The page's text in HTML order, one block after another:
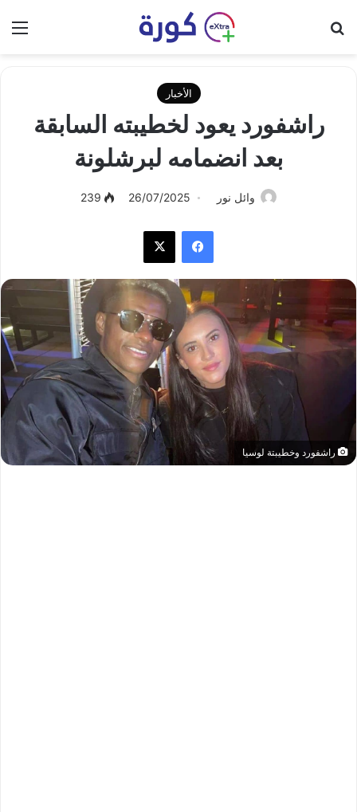
الأخبار
راشفورد يعود لخطيبته السابقة
بعد انضمامه لبرشلونة
وائل نور 26/07/2025
239
فيسبوك
راشفورد وخطيبتة لوسيا